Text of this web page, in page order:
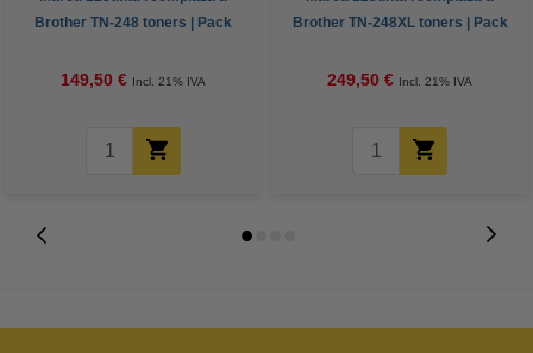
Brother TN-248 toners | Pack
149,50 € Incl. 21% IVA
Brother TN-248XL toners | Pack
249,50 € Incl. 21% IVA